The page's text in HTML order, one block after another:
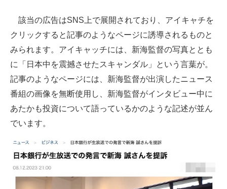
製造業のIT導入・活用を支援
モノづくり技術者専門サイト
エレクトロニクス専門サイト
電子設計の基本と応用
エネルギーの専門メディア
ちょっと気になるネットの話題
該当の広告はSNS上で展開されており、アイキャチを
クリックすると記事のようなページに誘導されるものと
みられます。アイキャッチには、新海監督の写真ととも
に「日本中を震撼させたスキャンダル」という言葉が。
記事のようなページには、新海監督が出演したニュース
番組の画像を無断使用し、新海監督がインタビュー中に
あたかも投資について語っているかのような記述が並ん
でいます。